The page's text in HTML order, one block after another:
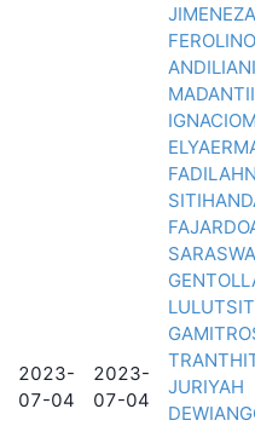
2023-
07-04
2023-
07-04
JURIYAH